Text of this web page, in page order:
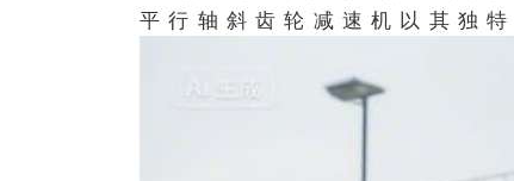
平行轴斜齿轮 减速机 以其独